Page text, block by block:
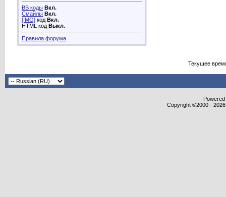
BB коды Вкл.
Смайлы Вкл.
[IMG] код Вкл.
HTML код Выкл.
Правила форума
Текущее
Copyright ©2000 -